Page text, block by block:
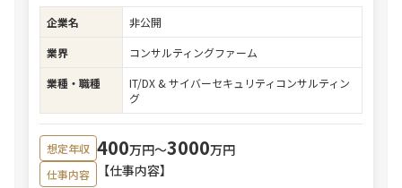
企業名
非公開
業界
コンサルティングファーム
業種・職種
IT/DX & サイバーセキュリティコンサルティン
グ
想定年収 400万円〜3000万円
仕事内容
【仕事内容】